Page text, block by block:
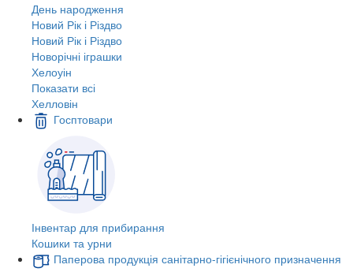
День народження
Новий Рік і Різдво
Новий Рік і Різдво
Новорічні іграшки
Хелоуін
Показати всі
Хелловін
Госптовари
Інвентар для прибирання
Кошики та урни
Паперова продукція санітарно-гігієнічного призначення